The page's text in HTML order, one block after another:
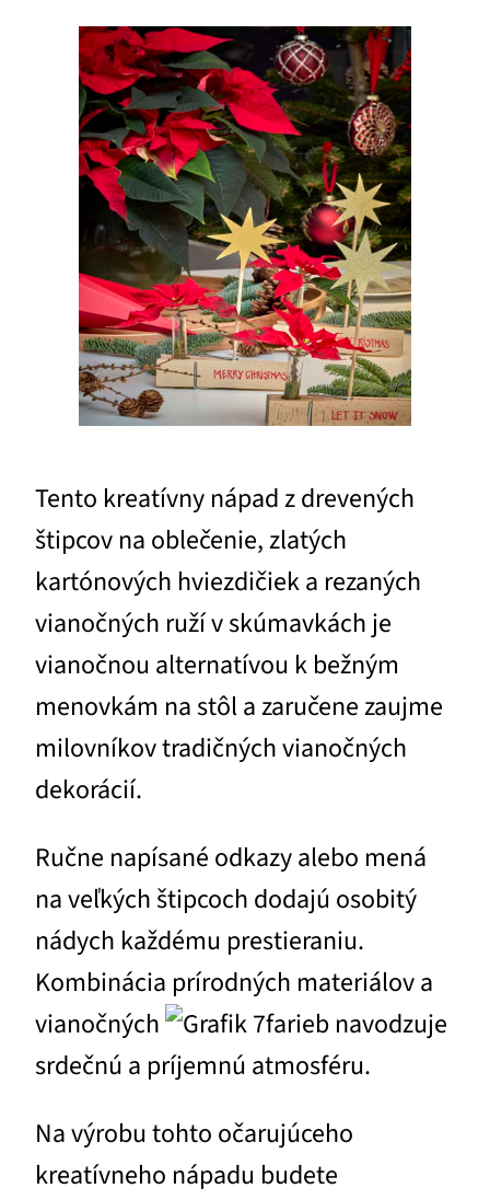
Tento kreatívny nápad z drevených
štipcov na oblečenie, zlatých
kartónových hviezdičiek a rezaných
vianočných ruží v skúmavkách je
vianočnou alternatívou k bežným
menovkám na stôl a zaručene zaujme
milovníkov tradičných vianočných
dekorácií.
Ručne napísané odkazy alebo mená
na veľkých štipcoch dodajú osobitý
nádych každému prestieraniu.
Kombinácia prírodných materiálov a
vianočných
farieb navodzuje
srdečnú a príjemnú atmosféru.
Na výrobu tohto očarujúceho
kreatívneho nápadu budete